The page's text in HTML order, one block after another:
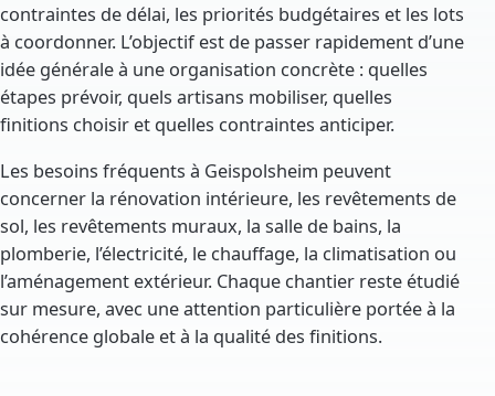
contraintes de délai, les priorités budgétaires et les lots
à coordonner. L’objectif est de passer rapidement d’une
idée générale à une organisation concrète : quelles
étapes prévoir, quels artisans mobiliser, quelles
finitions choisir et quelles contraintes anticiper.
Les besoins fréquents à Geispolsheim peuvent
concerner la rénovation intérieure, les revêtements de
sol, les revêtements muraux, la salle de bains, la
plomberie, l’électricité, le chauffage, la climatisation ou
l’aménagement extérieur. Chaque chantier reste étudié
sur mesure, avec une attention particulière portée à la
cohérence globale et à la qualité des finitions.